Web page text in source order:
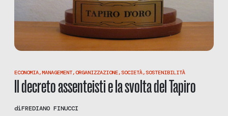
ECONOMIA,MANAGEMENT,ORGANIZZAZIONE, SOCIETÀ, SOSTENIBILITÀ
Il decreto assenteisti e la svolta del Tapiro
diFREDIANO FINUCCI